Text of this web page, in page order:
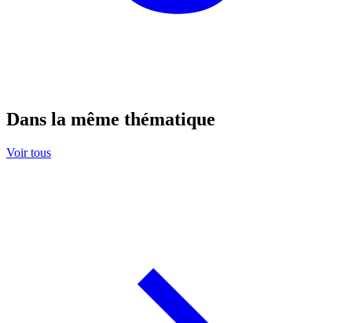
Dans la même thématique
Voir tous